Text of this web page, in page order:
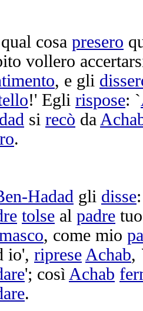
cosa presero
vollero
, e gli
!' Egli rispose: `
si recò da
.
Hadad gli disse
tolse al padre
, come mio
io', riprese Achab,
'; così Achab
.